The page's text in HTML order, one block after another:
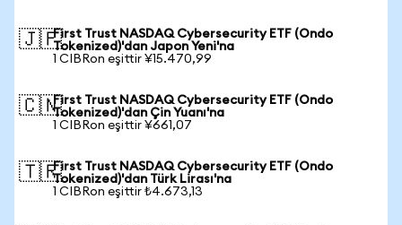
🇯🇵First Trust NASDAQ Cybersecurity ETF (Ondo
Tokenized)'dan Japon Yeni'na
1 CIBRon eşittir ¥15.470,99
🇨🇳First Trust NASDAQ Cybersecurity ETF (Ondo
Tokenized)'dan Çin Yuanı'na
1 CIBRon eşittir ¥661,07
🇹🇷First Trust NASDAQ Cybersecurity ETF (Ondo
Tokenized)'dan Türk Lirası'na
1 CIBRon eşittir ₺4.673,13